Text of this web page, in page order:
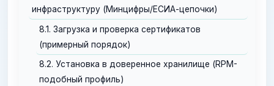
инфраструктуру (Минцифры/ЕСИА-цепочки)
8.1. Загрузка и проверка сертификатов
(примерный порядок)
8.2. Установка в доверенное хранилище (RPM-
подобный профиль)